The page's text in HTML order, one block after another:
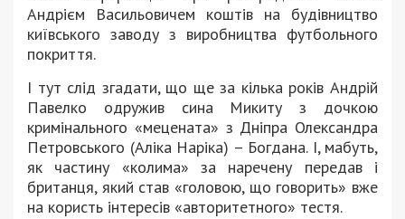
Андрієм Васильовичем коштів на будівництво
київського заводу з виробництва футбольного
покриття.
І тут слід згадати, що ще за кілька років Андрій
Павелко одружив сина Микиту з дочкою
кримінального «мецената» з Дніпра Олександра
Петровського (Аліка Наріка) – Богдана. І, мабуть,
як частину «колима» за наречену передав і
британця, який став «головою, що говорить» вже
на користь інтересів «авторитетного» тестя.